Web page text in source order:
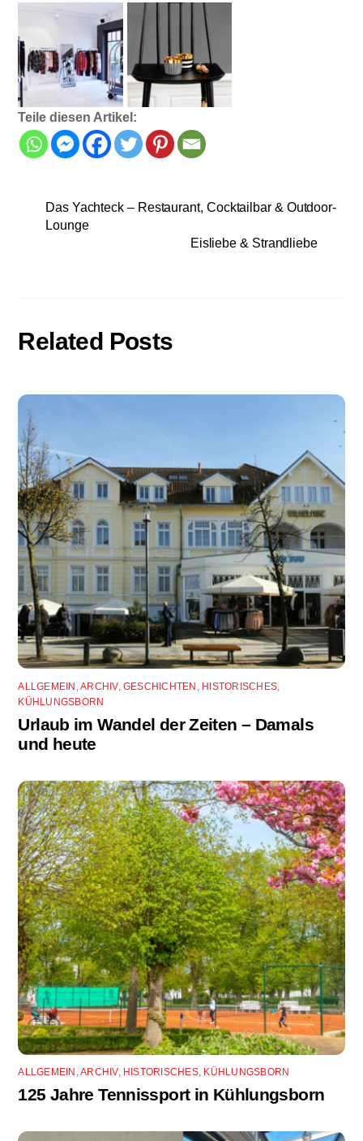
Teile diesen Artikel:
Das Yachteck – Restaurant, Cocktailbar & Outdoor-
Lounge
Eisliebe & Strandliebe
Related Posts
ALLGEMEIN ,ARCHIV, GESCHICHTEN , HISTORISCHES,
KÜHLUNGSBORN
Urlaub im Wandel der Zeiten – Damals
und heute
ALLGEMEIN ,ARCHIV, HISTORISCHES, KÜHLUNGSBORN
125 Jahre Tennissport in Kühlungsborn